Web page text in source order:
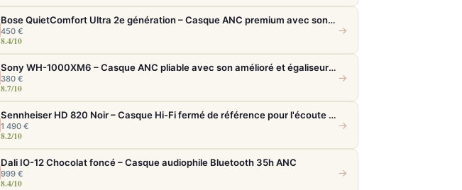
Bose QuietComfort Ultra 2e génération – Casque ANC premium avec son immersif spatial et 30h d'autonomie
450 €
8.4/10
→
Sony WH-1000XM6 – Casque ANC pliable avec son amélioré et égaliseur réglable
380 €
8.7/10
→
Sennheiser HD 820 Noir – Casque Hi-Fi fermé de référence pour l'écoute critique
1 490 €
8.2/10
→
Dali IO-12 Chocolat foncé – Casque audiophile Bluetooth 35h ANC
999 €
8.4/10
→